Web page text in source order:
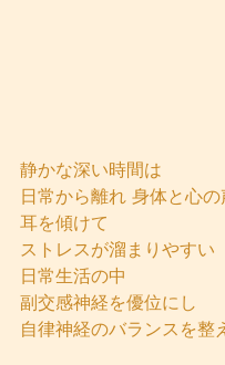
静かな深い時間は
日常から離れ 身体と心の
耳を傾けて
ストレスが溜まりやすい
日常生活の中
副交感神経を優位にし
自律神経のバランスを整